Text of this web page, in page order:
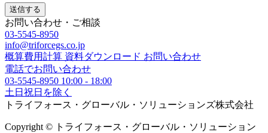
お問い合わせ・ご相談
03-5545-8950
info@triforcegs.co.jp
概算費用計算 資料ダウンロード お問い合わせ
電話でお問い合わせ
03-5545-8950 10:00 - 18:00
土日祝日を除く
トライフォース・グローバル・ソリューションズ株式会社
Copyright © トライフォース・グローバル・ソリューション